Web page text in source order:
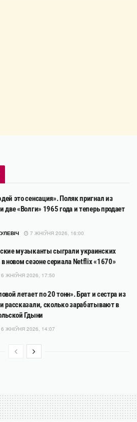
это сенсация». Поляк пригнал из
две «Волги» 1965 года и теперь продает
7 ЖНІЎНЯ 2026, 16:00
музыканты сыграли украинских
в новом сезоне сериала Netflix «1670»
6 ЖНІЎНЯ 2026, 17:50
летает по 20 тонн». Брат и сестра из
рассказали, сколько зарабатывают в
Гдыни
6 ЖНІЎНЯ 2026, 14:07